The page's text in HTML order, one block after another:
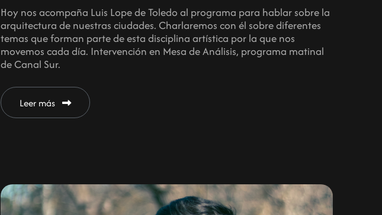
Hoy nos acompaña Luis Lope de Toledo al programa para hablar sobre la
arquitectura de nuestras ciudades. Charlaremos con él sobre diferentes
temas que forman parte de esta disciplina artística por la que nos
movemos cada día. Intervención en Mesa de Análisis, programa matinal
de Canal Sur.
Leer más